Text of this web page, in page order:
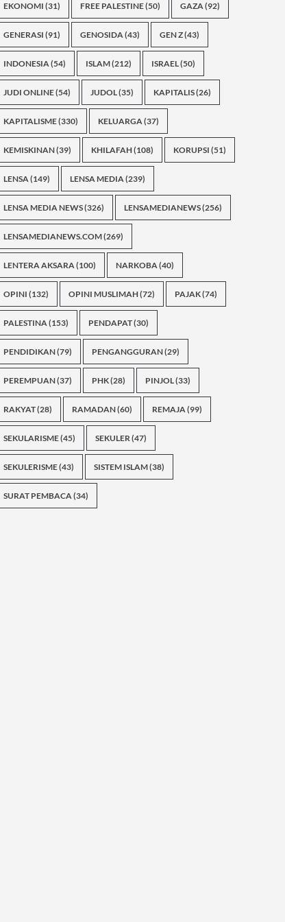
EKONOMI (31) FREE PALESTINE(50) GAZA(92)
GENERASI (91) GENOSIDA(43) GEN Z(43)
INDONESIA(54) ISLAM(212) ISRAEL(50)
JUDI ONLINE(54) JUDOL(35) KAPITALIS(26)
KAPITALISME(330) KELUARGA(37)
KEMISKINAN(39) KHILAFAH(108) KORUPSI (51)
LENSA(149) LENSA MEDIA(239)
LENSA MEDIA NEWS(326) LENSAMEDIANEWS(256)
LENSAMEDIANEWS.COM(269)
LENTERA AKSARA(100) NARKOBA(40)
OPINI (132) OPINI MUSLIMAH(72) PAJAK(74)
PALESTINA(153) PENDAPAT(30)
PENDIDIKAN(79) PENGANGGURAN(29)
PEREMPUAN(37) PHK(28) PINJOL(33)
RAKYAT(28) RAMADAN(60) REMAJA(99)
SEKULARISME(45) SEKULER(47)
SEKULERISME(43) SISTEM ISLAM(38)
SURAT PEMBACA(34)